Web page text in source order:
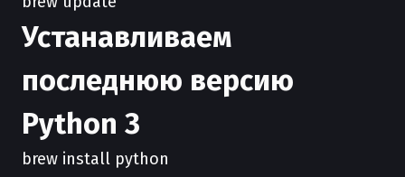
Устанавливаем
последнюю версию
Python 3
brew install python